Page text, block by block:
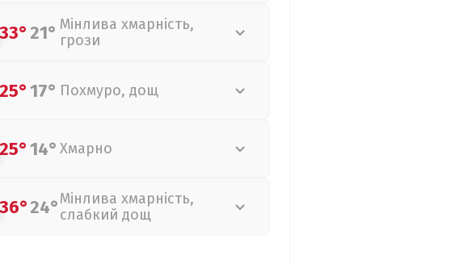
33°21° Мінлива хмарність,
грози
25°17° Похмуро, дощ
25°14° Хмарно
36°24°Мінлива хмарність,
слабкий дощ